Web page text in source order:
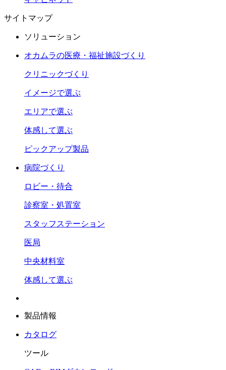
サイトマップ
ソリューション
オカムラの医療・福祉施設づくり
クリニックづくり
イメージで選ぶ
エリアで選ぶ
体感して選ぶ
ピックアップ製品
病院づくり
ロビー・待合
診察室・処置室
スタッフステーション
医局
中央材料室
体感して選ぶ
製品情報
カタログ
ツール